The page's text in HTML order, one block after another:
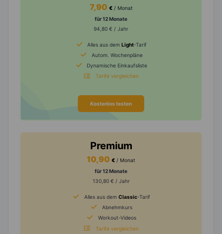
7,90 € / Monat
für 12 Monate
94,80 € / Jahr
Alles aus dem Light-Tarif
Autom. Wochenpläne
Dynamische Einkaufsliste
Tarife vergleichen
Kostenlos testen
Premium
10,90 € / Monat
für 12 Monate
130,80 € / Jahr
Alles aus dem Classic-Tarif
Abnehmkurs
Workout-Videos
Tarife vergleichen